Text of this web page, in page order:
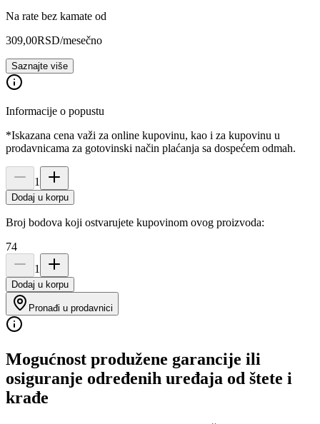
Na rate bez kamate od
309,00RSD/mesečno
Saznajte više
Informacije o popustu
*Iskazana cena važi za online kupovinu, kao i za kupovinu u
prodavnicama za gotovinski način plaćanja sa dospećem odmah.
1
Dodaj u korpu
Broj bodova koji ostvarujete kupovinom ovog proizvoda:
74
1
Dodaj u korpu
Pronađi u prodavnici
Mogućnost produžene garancije ili
osiguranje određenih uređaja od štete i
krađe